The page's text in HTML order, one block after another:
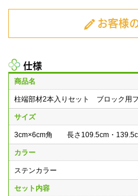
お客様
仕様
商品名
柱端部材2本入りセット ブロック用
サイズ
3cm×6cm角 長さ109.5cm・
カラー
ステンカラー
セット内容